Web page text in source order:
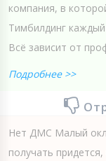
компания, в
Тимбилдинг
Всё зависит от
Подробнее >>
Нет ДМС Малый
получать